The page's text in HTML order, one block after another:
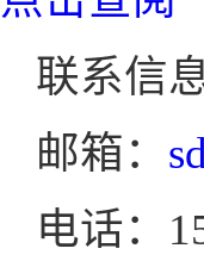
联系信息
邮箱：
电话：